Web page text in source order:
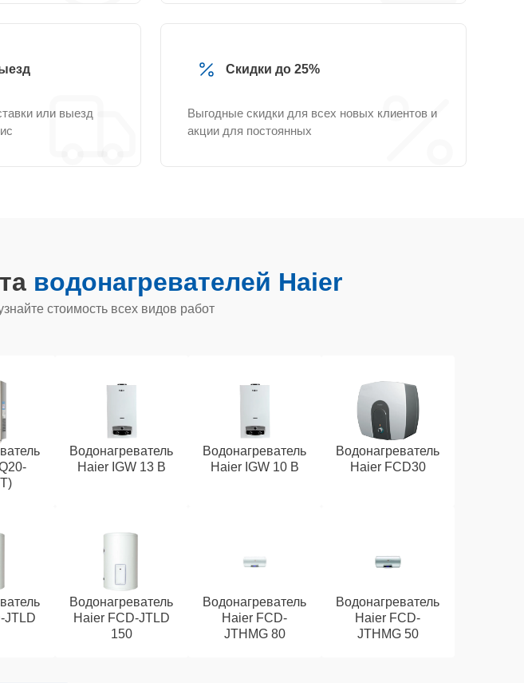
или выезд
Скидки до 25%
Выгодные скидки для всех новых клиентов и
акции для постоянных
водонагревателей Haier
стоимость всех видов работ
Водонагреватель
Haier IGW 13 B
Водонагреватель
Haier IGW 10 B
Водонагреватель
Haier FCD30
JTLD
Водонагреватель
Haier FCD-JTLD
150
Водонагреватель
Haier FCD-
JTHMG 80
Водонагреватель
Haier FCD-
JTHMG 50